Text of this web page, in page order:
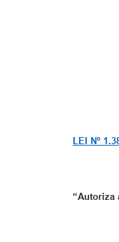
LEI Nº
“Autoriza